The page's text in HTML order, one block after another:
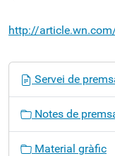
http://
Servei de
Notes de
Material gràfic